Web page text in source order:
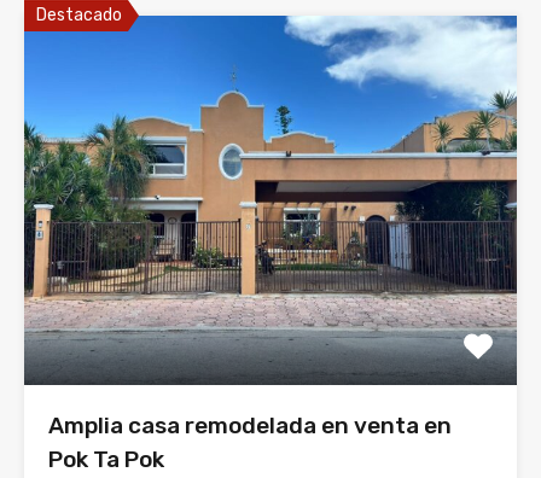
Destacado
Amplia casa remodelada en venta en
Pok Ta Pok